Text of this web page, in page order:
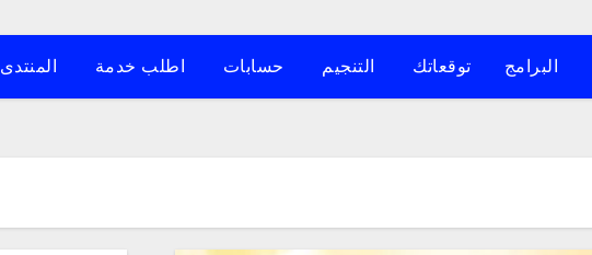
البرامج توقعاتك التنجيم حسابات اطلب خدمة المنتدى